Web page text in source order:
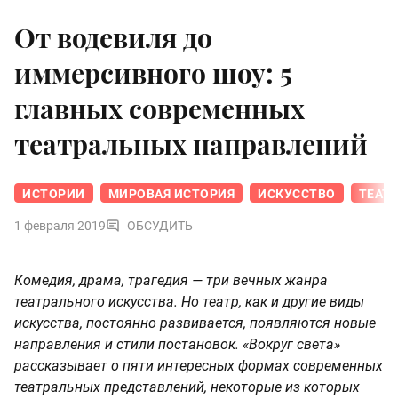
От водевиля до
иммерсивного шоу: 5
главных современных
театральных направлений
ИСТОРИИ МИРОВАЯ ИСТОРИЯ ИСКУССТВО ТЕАТР
1 февраля 2019 ОБСУДИТЬ
Комедия, драма, трагедия — три вечных жанра
театрального искусства. Но театр, как и другие виды
искусства, постоянно развивается, появляются новые
направления и стили постановок. «Вокруг света»
рассказывает о пяти интересных формах современных
театральных представлений, некоторые из которых